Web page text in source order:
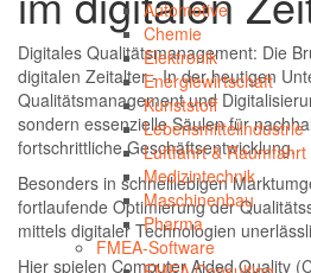
Automotive
Chemie
Elektronik
Energiewirtschaft
Kunststoff
Lebensmittelindustrie
Luftfahrt & Raumfahrt
Medizintechnik
Maschinenbau
Pharma
FMEA-Software
Digitales Qualitätsmanagement: Die
digitalen Zeitalter - In der heutigen
Qualitätsmanagement und
sondern essenzielle Säulen für
fortschrittliche Geschäftsentwicklung.
Besonders in schnelllebigen
fortlaufende Optimierung der
mittels digitaler Technologien
Hier spielen Computer Aided Quality